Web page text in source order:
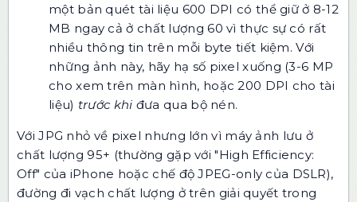
một bản quét tài liệu 600 DPI có thể giữ ở 8-12
MB ngay cả ở chất lượng 60 vì thực sự có rất
nhiều thông tin trên mỗi byte tiết kiệm. Với
những ảnh này, hãy hạ số pixel xuống (3-6 MP
cho xem trên màn hình, hoặc 200 DPI cho tài
liệu) trước khi đưa qua bộ nén.
Với JPG nhỏ về pixel nhưng lớn vì máy ảnh lưu ở
chất lượng 95+ (thường gặp với "High Efficiency:
Off" của iPhone hoặc chế độ JPEG-only của DSLR),
đường đi vạch chất lượng ở trên giải quyết trong